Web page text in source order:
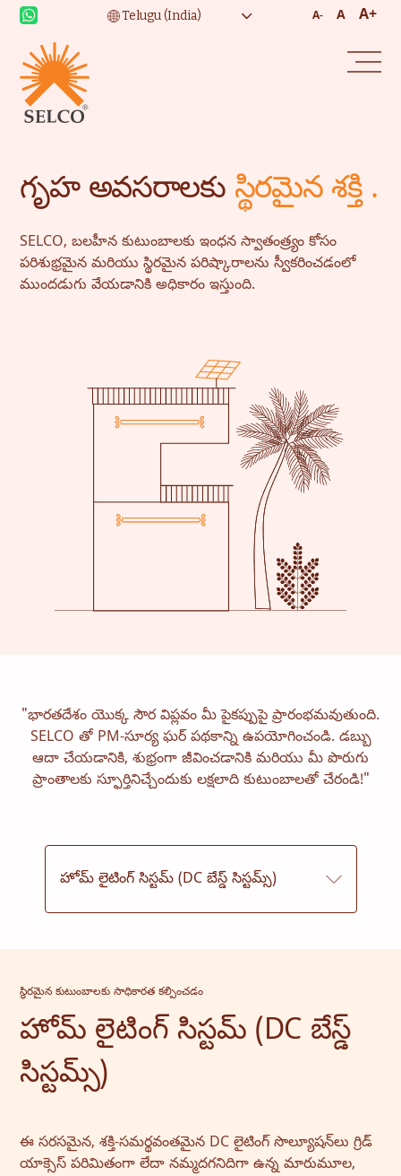
A- A A+
కమ్యూనిటీ గృహోపకరణాలకు శక్తి
కన్సల్టెన్సీ సేవ మరియు నిర్వహణ
గృహ అవసరాలకు స్థిరమైన శక్తి .
SELCO, బలహీన కుటుంబాలకు ఇంధన స్వాతంత్ర్యం కోసం
పరిశుభ్రమైన మరియు స్థిరమైన పరిష్కారాలను స్వీకరించడంలో
ముందడుగు వేయడానికి అధికారం ఇస్తుంది.
"భారతదేశం యొక్క సౌర విప్లవం మీ పైకప్పుపై ప్రారంభమవుతుంది.
SELCO తో PM-సూర్య ఘర్ పథకాన్ని ఉపయోగించండి. డబ్బు
ఆదా చేయడానికి, శుభ్రంగా జీవించడానికి మరియు మీ పొరుగు
ప్రాంతాలకు స్ఫూర్తినిచ్చేందుకు లక్షలాది కుటుంబాలతో చేరండి!"
హోమ్ లైటింగ్ సిస్టమ్ (DC బేస్డ్ సిస్టమ్స్)
స్థిరమైన కుటుంబాలకు సాధికారత కల్పించడం
హోమ్ లైటింగ్ సిస్టమ్ (DC బేస్డ్
సిస్టమ్స్)
ఈ సరసమైన, శక్తి-సమర్థవంతమైన DC లైటింగ్ సొల్యూషన్‌లు గ్రిడ్
యాక్సెస్ పరిమితంగా లేదా నమ్మదగనిదిగా ఉన్న మారుమూల,